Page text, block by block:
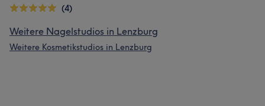
(4)
Weitere Nagelstudios in Lenzburg
Weitere Kosmetikstudios in Lenzburg